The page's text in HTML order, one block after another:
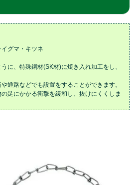
グマ・キツネ
に、特殊鋼材(SK材)に焼き入れ加工をし、
通路などでも設置をすることができます。
足にかかる衝撃を緩和し、抜けにくくしま